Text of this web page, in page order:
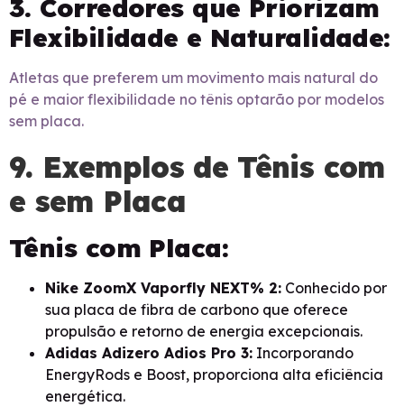
3. Corredores que Priorizam
Flexibilidade e Naturalidade:
Atletas que preferem um movimento mais natural do
pé e maior flexibilidade no tênis optarão por modelos
sem placa.
9. Exemplos de Tênis com
e sem Placa
Tênis com Placa:
Nike ZoomX Vaporfly NEXT% 2: Conhecido por
sua placa de fibra de carbono que oferece
propulsão e retorno de energia excepcionais.
Adidas Adizero Adios Pro 3: Incorporando
EnergyRods e Boost, proporciona alta eficiência
energética.